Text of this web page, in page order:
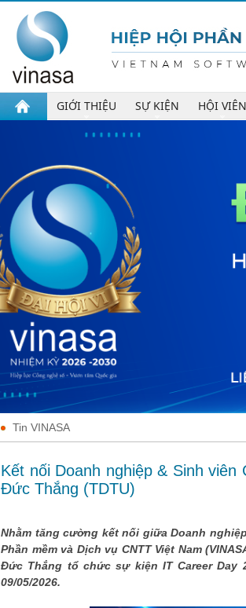
GIỚI THIỆU SỰ KIỆN HỘI VIÊN
Tin VINASA
Kết nối Doanh nghiệp & Sinh
Đức Thắng (TDTU)
Nhằm tăng cường kết nối giữa Doanh
Phần mềm và Dịch vụ CNTT Việt Nam
Đức Thắng tổ chức sự kiện IT Career Day
09/05/2026.